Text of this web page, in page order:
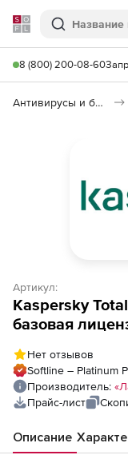
Softline
Поиск
8 (800) 200-08-60
Антивирусы и безопасность
Артикул:
Kaspersky
базовая
Нет отзывов
Softline – Platinum
Производитель:
Прайс-лист
Описание